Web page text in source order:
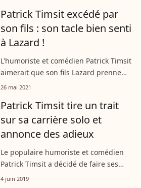
mourir lors d'un attentat....
Patrick Timsit excédé par
son fils : son tacle bien senti
à Lazard !
L'humoriste et comédien Patrick Timsit
aimerait que son fils Lazard prenne
plus de précautions pendant cette
"C à Vous" (France 5), l'artiste et...
26 mai 2021
Patrick Timsit tire un trait
sur sa carrière solo et
annonce des adieux
Le populaire humoriste et comédien
Patrick Timsit a décidé de faire ses
adieux à la scène... en solo. L'artiste de
4 juin 2019